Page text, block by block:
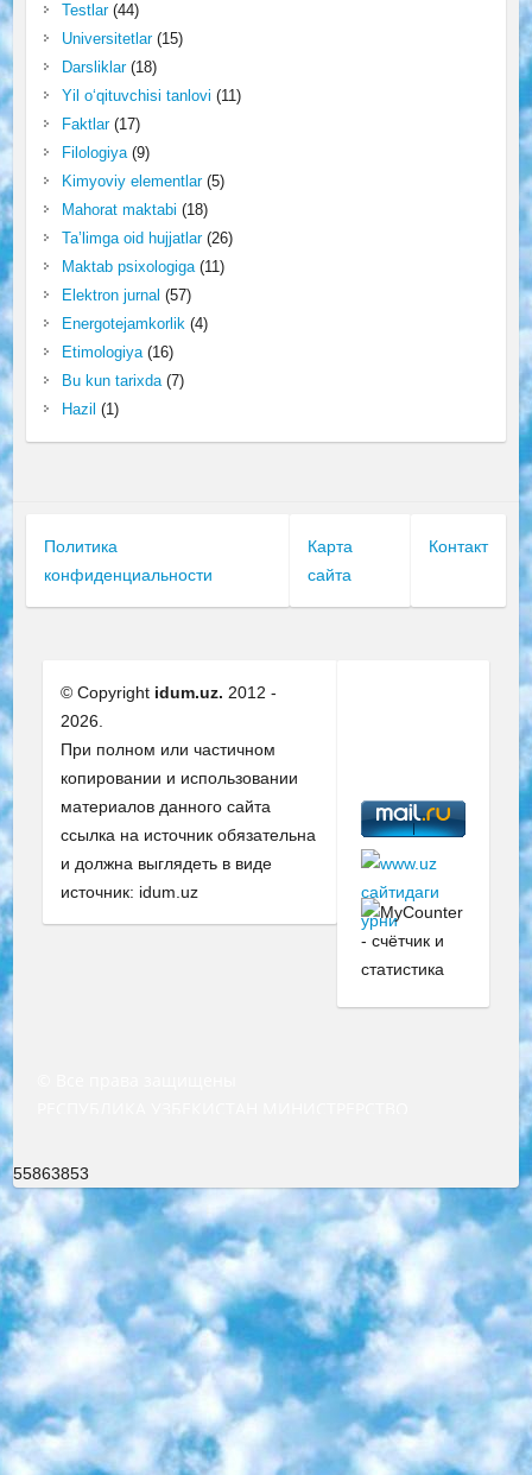
Testlar(44)
Universitetlar(15)
Darsliklar(18)
Yil o‘qituvchisi tanlovi (11)
Faktlar(17)
Filologiya(9)
Kimyoviy elementlar(5)
Mahorat maktabi (18)
Ta’limga oid hujjatlar(26)
Maktab psixologiga(11)
Elektron jurnal (57)
Energotejamkorlik(4)
Etimologiya(16)
Bu kun tarixda(7)
Hazil (1)
Политика
конфиденциальности
Карта
сайта
Контакт
© Copyright idum.uz. 2012 -
2026.
При полном или частичном
копировании и использовании
материалов данного сайта
ссылка на источник обязательна
и должна выглядеть в виде
источник: idum.uz
55863853